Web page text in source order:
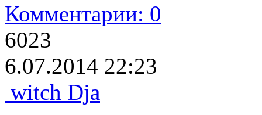
Комментарии: 0
6023
6.07.2014 22:23
witch Dja